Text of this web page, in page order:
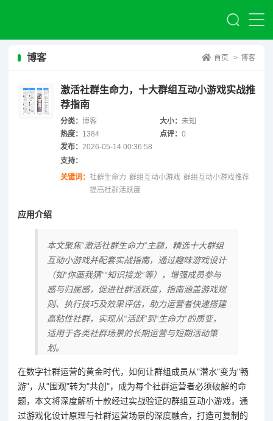
博客 首页 > 博客
激活社群生命力，十大群组互动小游戏实战推
荐指南
分类： 博客 大小：未知
热度： 1384 点评：0
发布： 2026-05-14 00:36:58
支持：
关键词： 社群生命力 群组互动小游戏 群组互动小游戏推荐
提高社群活跃度
应用介绍
本文聚焦“激活社群生命力”主题，精选十大群组
互动小游戏并配套实战指南，通过趣味游戏设计
（如“你画我猜”“知识接龙”等），增强成员参与
感与归属感，促进社群活跃度，指南涵盖游戏规
则、执行技巧及效果评估，助力运营者快速搭建
高粘性社群，实现从“活跃”到“生命力”的质变，
适用于各类社群场景的长期运营与短期活动策
划。
在数字社群运营的黄金时代，如何让群组成员从"潜水"变为"畅
游"，从"围观"转为"共创"，成为每个社群运营者必须破解的命
题，本文将深度解析十款经过实战验证的群组互动小游戏，通
过游戏化设计原理与社群运营场景的深度融合，打造可复制的